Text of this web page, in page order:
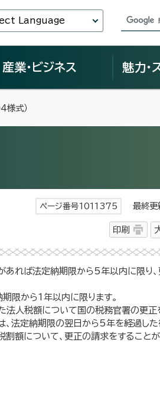
Language
産業・ビジネス 魅力・
様式）
ページ番号1011375 最終更
印刷
あれば法定納期限から5年以内に限り
限から1年以内に限ります。
法人税額について国の税務官署の更正
法定納期限の翌日から5年を経過した
額について、更正の請求をすることが